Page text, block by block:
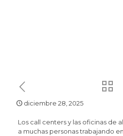
diciembre 28, 2025
Los call centers y las oficinas de
a muchas personas trabajando